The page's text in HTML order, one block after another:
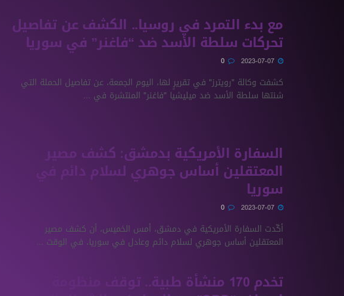
مع بدء التمرد في روسيا.. الكشف عن تفاصيل
تحركات سلطة الأسد ضد “فاغنر” في سوريا
كشفت وكالة "رويترز" في تقريرٍ لها، اليوم الجمعة، عن تفاصيل الحملة التي
شنتها سلطة الأسد ضد ميليشيا "فاغنر" المنتشرة في ...
السفارة الأمريكية بدمشق: كشف مصير
المعتقلين أساس جوهري لسلام دائم في
سوريا
أكّدت السفارة الأمريكية في دمشق، أمس الخميس، أن كشف مصير
المعتقلين أساس جوهري لسلام دائم وعادل في سوريا، في الوقت ...
تخدم 170 منشأة طبية.. توقف منظومة